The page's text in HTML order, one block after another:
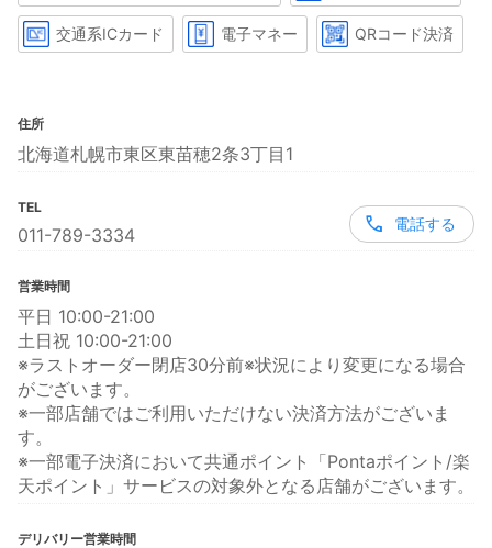
交通系ICカード 電子マネー QRコード決済
住所
北海道札幌市東区東苗穂2条3丁目1
TEL
011-789-3334
電話する
営業時間
平日 10:00-21:00
土日祝 10:00-21:00
※ラストオーダー閉店30分前※状況により変更になる場合
がございます。
※一部店舗ではご利用いただけない決済方法がございま
す。
※一部電子決済において共通ポイント「Pontaポイント/楽
天ポイント」サービスの対象外となる店舗がございます。
デリバリー営業時間